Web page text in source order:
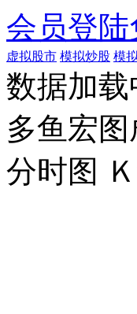
会员登陆
虚拟股市 模拟炒股 模
数据加载
多鱼宏
分时图